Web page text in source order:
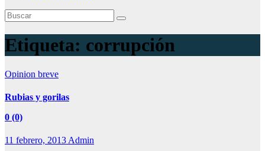
Etiqueta: corrupción
Opinion breve
Rubias y gorilas
0 (0)
11 febrero, 2013Admin